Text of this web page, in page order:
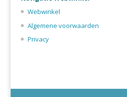
Webwinkel
Algemene voorwaarden
Privacy